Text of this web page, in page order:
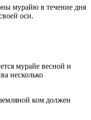
мурайю в течение дня
оси.
мурайе весной и
несколько
ком должен